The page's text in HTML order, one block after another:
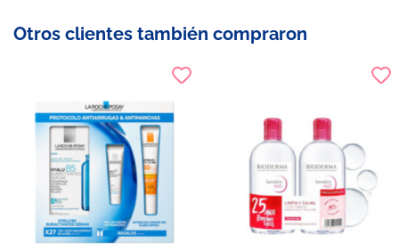
Otros clientes también compraron